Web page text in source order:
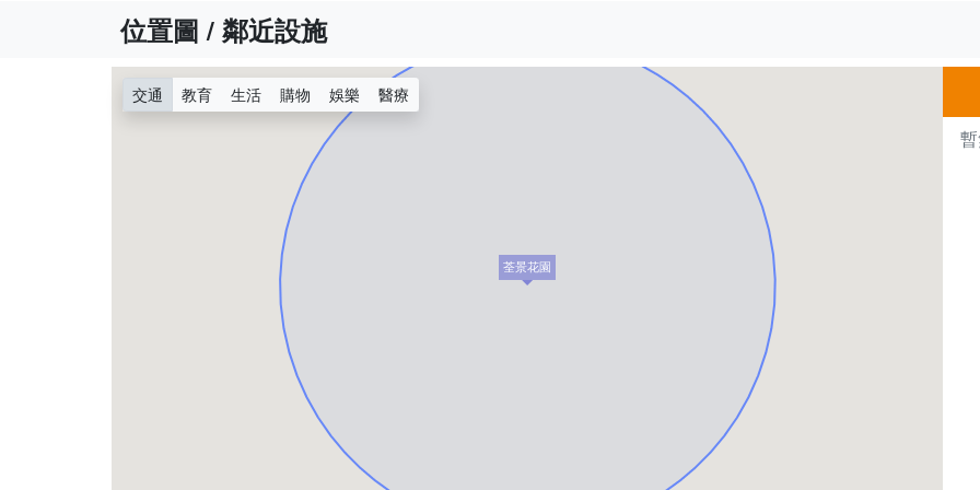
位置圖 / 鄰近設施
荃景花園
交通 教育 生活 購物 娛樂 醫療